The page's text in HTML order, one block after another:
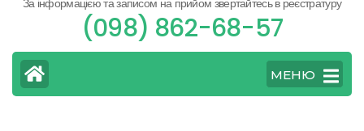
За інформацією та записом на прийом звертайтесь в реєстратуру
(098) 862-68-57
МЕНЮ